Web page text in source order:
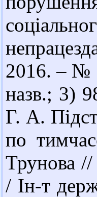
2016. – №
назв.; 3)
Г. А.
по
Трунова
/ Ін-т